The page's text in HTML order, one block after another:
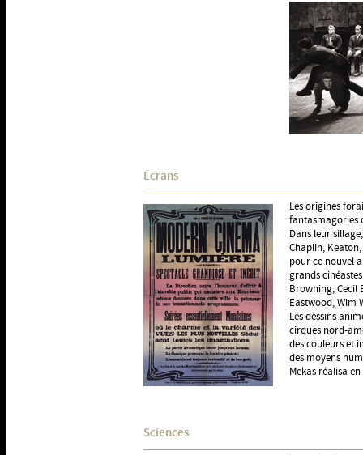
Écrans
Les origines
fantasmagories
Dans leur
Chaplin,
pour ce nouvel
grands
Browning, Cecil
Eastwood, Wim
Les dessins
cirques nord-
des couleurs et
des moyens
Mekas réalisa
Sciences